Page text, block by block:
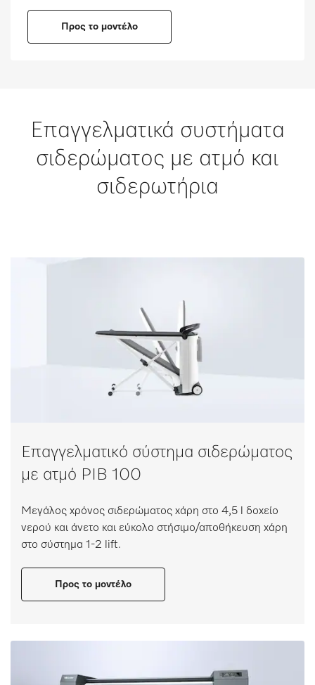
Προς το μοντέλο
Επαγγελματικά συστήματα
σιδερώματος με ατμό και
σιδερωτήρια
Επαγγελματικό σύστημα σιδερώματος
με ατμό PIB 100
Μεγάλος χρόνος σιδερώματος χάρη στο 4,5 l δοχείο
νερού και άνετο και εύκολο στήσιμο/αποθήκευση χάρη
στο σύστημα 1-2 lift.
Προς το μοντέλο